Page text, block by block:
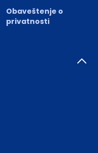
Obaveštenje o
privatnosti